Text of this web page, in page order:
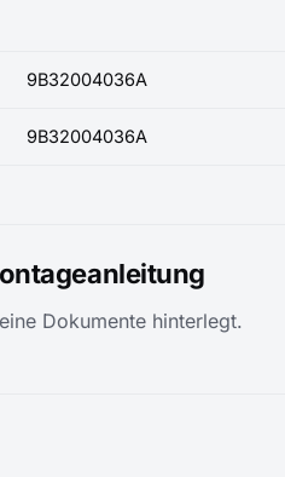
9B32004036A
9B32004036A
Dokumente hinterlegt.